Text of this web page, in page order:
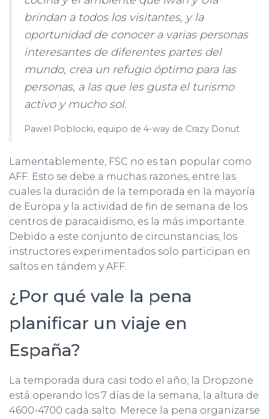
brindan a todos los visitantes, y la
oportunidad de conocer a varias personas
interesantes de diferentes partes del
mundo, crea un refugio óptimo para las
personas, a las que les gusta el turismo
activo y mucho sol.
Pawel Poblocki, equipo de 4-way de Crazy Donut
Lamentablemente, FSC no es tan popular como
AFF. Esto se debe a muchas razones, entre las
cuales la duración de la temporada en la mayoría
de Europa y la actividad de fin de semana de los
centros de paracaidismo, es la más importante.
Debido a este conjunto de circunstancias, los
instructores experimentados solo participan en
saltos en tándem y AFF.
¿Por qué vale la pena
planificar un viaje en
España?
La temporada dura casi todo el año, la Dropzone
está operando los 7 días de la semana, la altura de
4600-4700 cada salto. Merece la pena organizarse